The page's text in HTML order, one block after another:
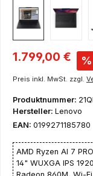
Verkaufspreis:
1.799,00 € %
Preis inkl. MwSt. zzgl.
Produktnummer:
Hersteller: Lenovo
EAN: 0199271185780
AMD Ryzen AI 7
14" WUXGA IPS